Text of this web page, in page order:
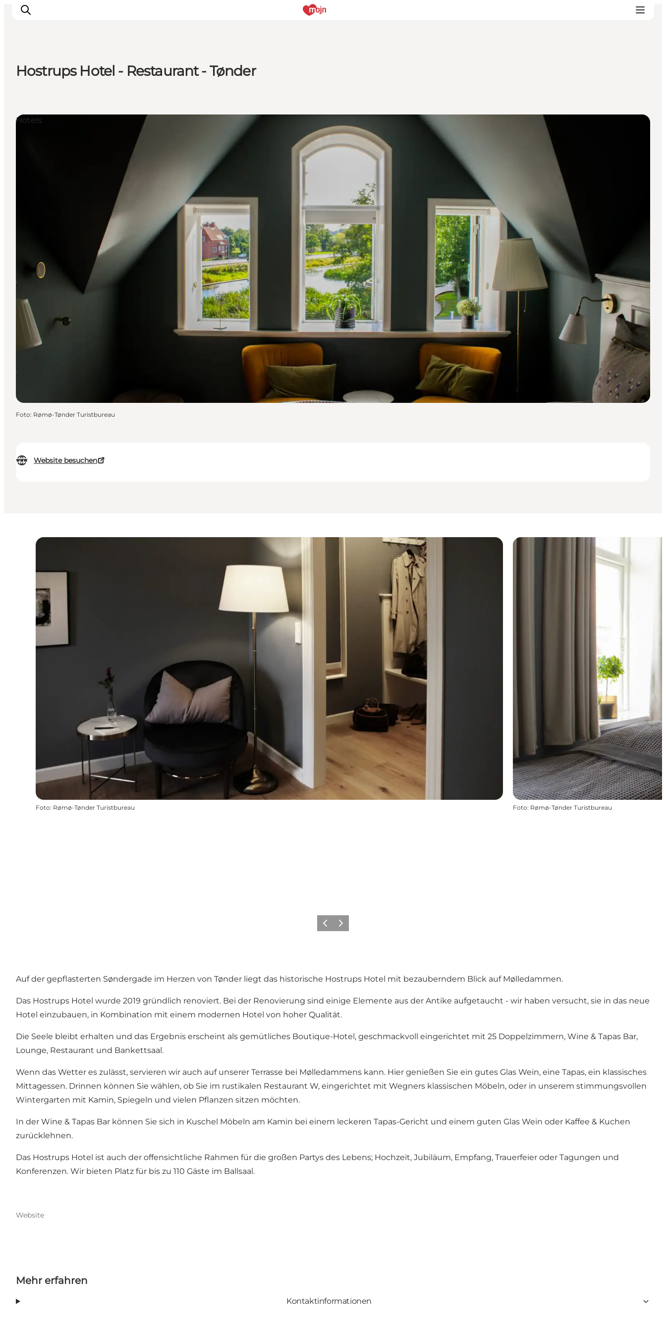
Events
Übernachtung
Hostrups Hotel - Restaurant - Tønder
Website besuchen
Hotels
Foto: Rømø-Tønder Turistbureau
Foto: Rømø-Tønder Turistbureau Foto: Rømø-Tønder Turistbureau
ZurückWeiter
Auf der gepflasterten Søndergade im Herzen von Tønder liegt das historische Hostrups Hotel mit bezauberndem Blick auf Mølledammen.
Das Hostrups Hotel wurde 2019 gründlich renoviert. Bei der Renovierung sind einige Elemente aus der Antike aufgetaucht - wir haben versucht, sie in das neue
Hotel einzubauen, in Kombination mit einem modernen Hotel von hoher Qualität.
Die Seele bleibt erhalten und das Ergebnis erscheint als gemütliches Boutique-Hotel, geschmackvoll eingerichtet mit 25 Doppelzimmern, Wine & Tapas Bar,
Lounge, Restaurant und Bankettsaal.
Wenn das Wetter es zulässt, servieren wir auch auf unserer Terrasse bei Mølledammens kann. Hier genießen Sie ein gutes Glas Wein, eine Tapas, ein klassisches
Mittagessen. Drinnen können Sie wählen, ob Sie im rustikalen Restaurant W, eingerichtet mit Wegners klassischen Möbeln, oder in unserem stimmungsvollen
Wintergarten mit Kamin, Spiegeln und vielen Pflanzen sitzen möchten.
In der Wine & Tapas Bar können Sie sich in Kuschel Möbeln am Kamin bei einem leckeren Tapas-Gericht und einem guten Glas Wein oder Kaffee & Kuchen
zurücklehnen.
Das Hostrups Hotel ist auch der offensichtliche Rahmen für die großen Partys des Lebens; Hochzeit, Jubiläum, Empfang, Trauerfeier oder Tagungen und
Konferenzen. Wir bieten Platz für bis zu 110 Gäste im Ballsaal.
Website
Mehr erfahren
Kontaktinformationen